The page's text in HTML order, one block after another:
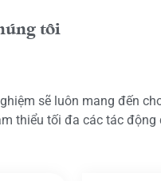
tôi
sẽ luôn mang đến
thiểu tối đa các tác động